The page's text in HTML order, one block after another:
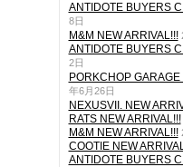
ANTIDOTE BUYERS
8日
M&M NEW ARRIVAL!!!
ANTIDOTE BUYERS
2日
PORKCHOP
年6月26日
NEXUSVII. NEW
RATS NEW ARRIVAL!!!
M&M NEW ARRIVAL!!!
COOTIE NEW
ANTIDOTE BUYERS